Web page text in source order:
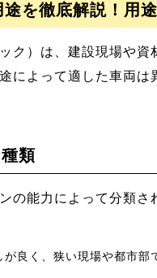
を徹底解説！用
ク）は、建設現場や
によって適した車両
類
の能力によって分類
が良く、狭い現場や都市部